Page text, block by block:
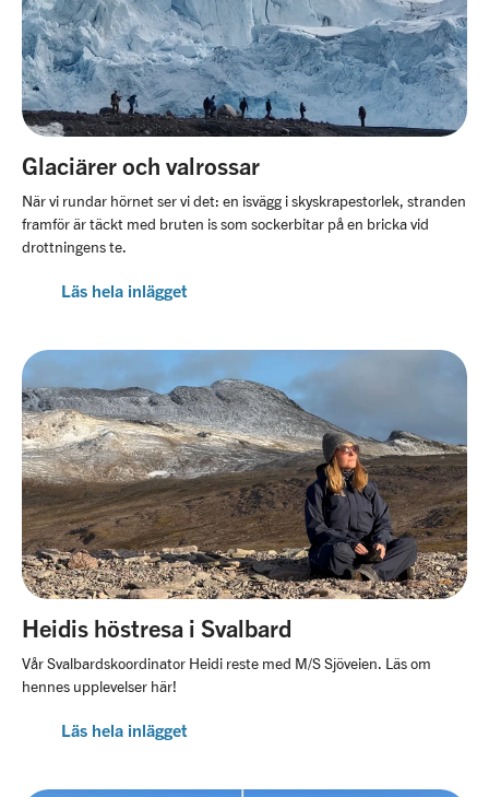
Glaciärer och valrossar
När vi rundar hörnet ser vi det: en isvägg i skyskrapestorlek, stranden
framför är täckt med bruten is som sockerbitar på en bricka vid
drottningens te.
Läs hela inlägget
Heidis höstresa i Svalbard
Vår Svalbardskoordinator Heidi reste med M/S Sjöveien. Läs om
hennes upplevelser här!
Läs hela inlägget